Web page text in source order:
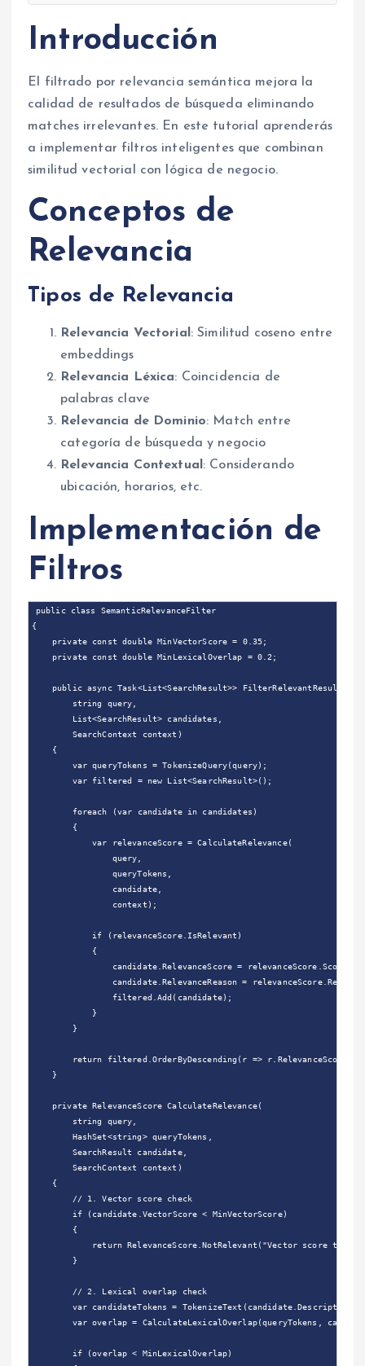
Introducción
El filtrado por relevancia semántica mejora la
calidad de resultados de búsqueda eliminando
matches irrelevantes. En este tutorial aprenderás
a implementar filtros inteligentes que combinan
similitud vectorial con lógica de negocio.
Conceptos de
Relevancia
Tipos de Relevancia
Relevancia Vectorial : Similitud coseno entre
embeddings
Relevancia Léxica: Coincidencia de
palabras clave
Relevancia de Dominio: Match entre
categoría de búsqueda y negocio
Relevancia Contextual : Considerando
ubicación, horarios, etc.
Implementación de
Filtros
public class
SemanticRelevanceFilter
{
private
const double MinVectorScore = 0.35;
private
const double MinLexicalOverlap = 0.2;
public async Task<List<SearchResult>>
string
query,
List<SearchResult> candidates ,
SearchContext
context )
{
var queryTokens = TokenizeQuery(query);
var
filtered = new List<SearchResult>();
foreach (var candidate in candidates )
{
var
relevanceScore = CalculateRelevance(
query,
queryTokens ,
candidate,
context );
if ( relevanceScore. IsRelevant )
{
candidate. RelevanceScore = relevanceScore .Score
candidate. RelevanceReason = relevanceScore. Reason
filtered .Add ( candidate);
}
}
return filtered .OrderByDescending ( r => r. RelevanceScore
}
private RelevanceScore CalculateRelevance(
string
query,
HashSet<string> queryTokens ,
SearchResult
candidate,
SearchContext
context )
{
// 1. Vector score check
if
( candidate .VectorScore < MinVectorScore)
{
return
RelevanceScore. NotRelevant ( "Vector score too
}
// 2. Lexical overlap check
var
candidateTokens = TokenizeText ( candidate. Description
var overlap = CalculateLexicalOverlap(queryTokens ,
if (overlap < MinLexicalOverlap)